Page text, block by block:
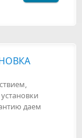
даем